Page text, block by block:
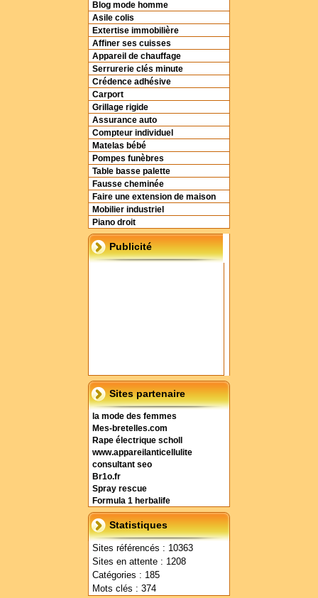
Blog mode homme
Asile colis
Extertise immobilière
Affiner ses cuisses
Appareil de chauffage
Serrurerie clés minute
Crédence adhésive
Carport
Grillage rigide
Assurance auto
Compteur individuel
Matelas bébé
Pompes funèbres
Table basse palette
Fausse cheminée
Faire une extension de maison
Mobilier industriel
Piano droit
Publicité
Sites partenaire
la mode des femmes
Mes-bretelles.com
Rape électrique scholl
www.appareilanticellulite
consultant seo
Br1o.fr
Spray rescue
Formula 1 herbalife
Statistiques
Sites référencés : 10363
Sites en attente : 1208
Catégories : 185
Mots clés : 374